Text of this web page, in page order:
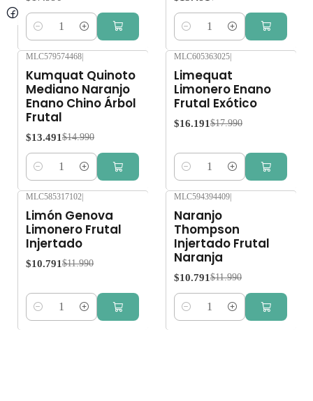
Cantidad Cantidad
MLC579574468|
Kumquat Quinoto
Mediano Naranjo
Enano Chino Árbol
Frutal
$13.491 $14.990
Cantidad
MLC605363025|
Limequat
Limonero Enano
Frutal Exótico
$16.191 $17.990
Cantidad
MLC585317102
Limón Genova
Limonero Frutal
Injertado
$10.791 $11.990
Cantidad
MLC594394409
Naranjo
Thompson
Injertado Frutal
Naranja
$10.791 $11.990
Cantidad